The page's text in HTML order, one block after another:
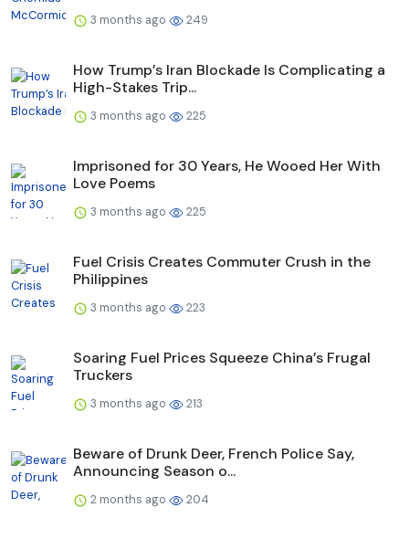
3 months ago 249
How Trump’s Iran Blockade Is Complicating a
High-Stakes Trip...
3 months ago 225
Imprisoned for 30 Years, He Wooed Her With
Love Poems
3 months ago 225
Fuel Crisis Creates Commuter Crush in the
Philippines
3 months ago 223
Soaring Fuel Prices Squeeze China’s Frugal
Truckers
3 months ago 213
Beware of Drunk Deer, French Police Say,
Announcing Season o...
2 months ago 204